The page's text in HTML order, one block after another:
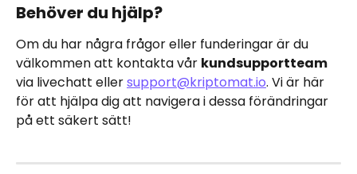
Behöver du hjälp?
Om du har några frågor eller funderingar är du
välkommen att kontakta vår kundsupportteam
via livechatt eller support@kriptomat.io. Vi är här
för att hjälpa dig att navigera i dessa förändringar
på ett säkert sätt!